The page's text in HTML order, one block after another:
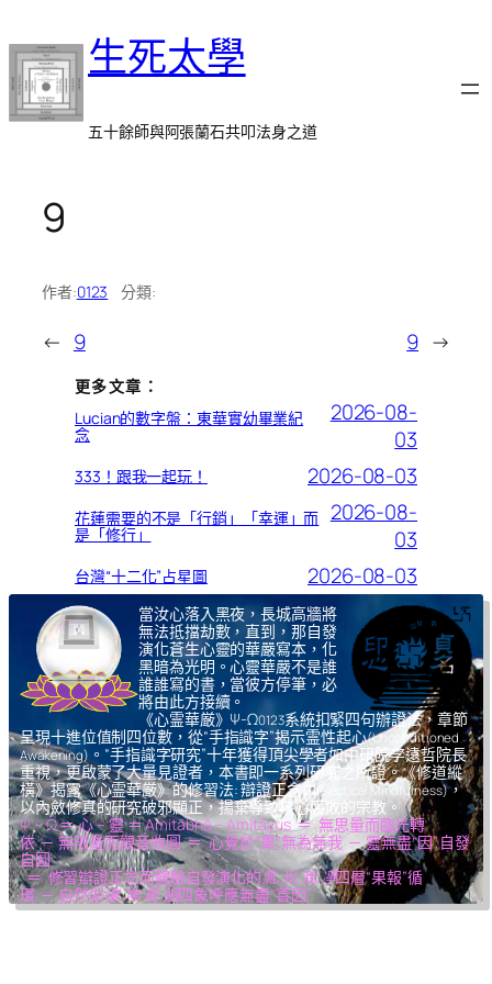
至
主
要
內
生死太學
五十餘師與阿張蘭石共叩法身之道
9
作者:0123 分類:
← 9 9 →
更多文章：
Lucian的數字盤：東華實幼畢業紀
念
2026-08-
03
333！跟我一起玩！ 2026-08-03
花蓮需要的不是「行銷」「幸運」而
是「修行」
2026-08-
03
台灣“十二化”占星圖 2026-08-03
當汝心落入黑夜，長城高牆將
無法抵擋劫數，直到，那自發
演化蒼生心靈的華嚴寫本，化
黑暗為光明。心靈華嚴不是誰
誰誰寫的書，當彼方停筆，必
將由此方接續。
《心霊華厳》Ψ-Ω0123系統扣緊四句辦證法，章節
呈現十進位值制四位數，從“手指識字”揭示霊性起心(Unconditioned
Awakening) 。“手指識字研究”十年獲得頂尖學者如中研院李遠哲院長
重視，更啟蒙了大量見證者，本書即一系列研究之所證。《修道縱
橫》揭露《心霊華厳》的修習法: 辯證正念(Dialectical Mindfulness)，
以內斂修真的研究破邪顯正，揚棄導致核心腐敗的宗教。
Ψ – Ω ＝ 心 – 靈 ＝ Amitābhā – Amitāyus ＝ 無思量而臨光轉
依 ─ 無限量而觀音收圓 ＝ 心覺於“果”,無為無我 ─ 靈無盡“因”,自發
自圓
＝ 修習辯證正念而體驗自發演化的氣,光,我,凈四層“果報”循
環 ─ 自然如復,坤,乾,逅四象呼應無盡“善因”